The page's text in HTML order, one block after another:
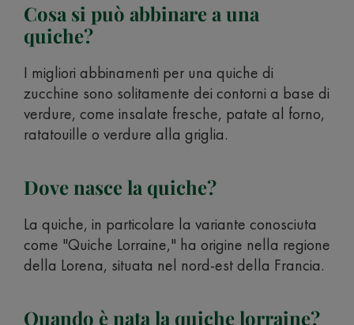
Cosa si può abbinare a una
quiche?
I migliori abbinamenti per una quiche di
zucchine sono solitamente dei contorni a base di
verdure, come insalate fresche, patate al forno,
ratatouille o verdure alla griglia.
Dove nasce la quiche?
La quiche, in particolare la variante conosciuta
come "Quiche Lorraine," ha origine nella regione
della Lorena, situata nel nord-est della Francia.
Quando è nata la quiche lorraine?